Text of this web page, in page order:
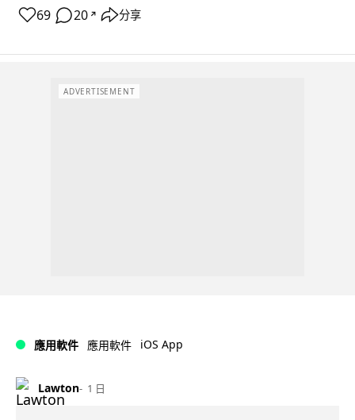
69 20 ↗ 分享
ADVERTISEMENT
應用軟件 應用軟件 iOS App
Lawton 1 日